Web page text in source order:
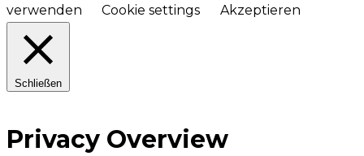
verwenden
Cookie settings Akzeptieren
Schließen
Privacy Overview